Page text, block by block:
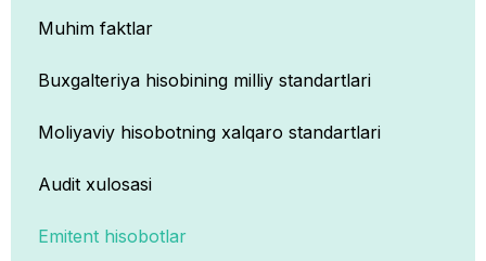
Muhim faktlar
Buxgalteriya hisobining milliy standartlari
Moliyaviy hisobotning xalqaro standartlari
Audit xulosasi
Emitent hisobotlar